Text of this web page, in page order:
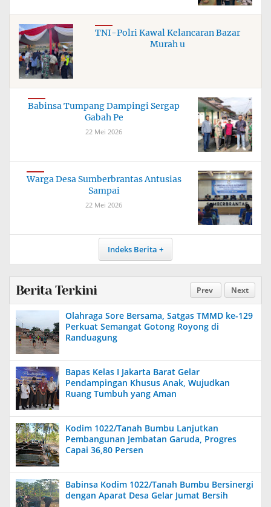
TNI-Polri Kawal Kelancaran Bazar
Murah u
Babinsa Tumpang Dampingi Sergap
Gabah Pe
22 Mei 2026
Warga Desa Sumberbrantas Antusias
Sampai
22 Mei 2026
Indeks Berita
Prev Next
Berita Terkini
Olahraga Sore Bersama, Satgas TMMD ke-129
Perkuat Semangat Gotong Royong di
Randuagung
Bapas Kelas I Jakarta Barat Gelar
Pendampingan Khusus Anak, Wujudkan
Ruang Tumbuh yang Aman
Kodim 1022/Tanah Bumbu Lanjutkan
Pembangunan Jembatan Garuda, Progres
Capai 36,80 Persen
Babinsa Kodim 1022/Tanah Bumbu Bersinergi
dengan Aparat Desa Gelar Jumat Bersih